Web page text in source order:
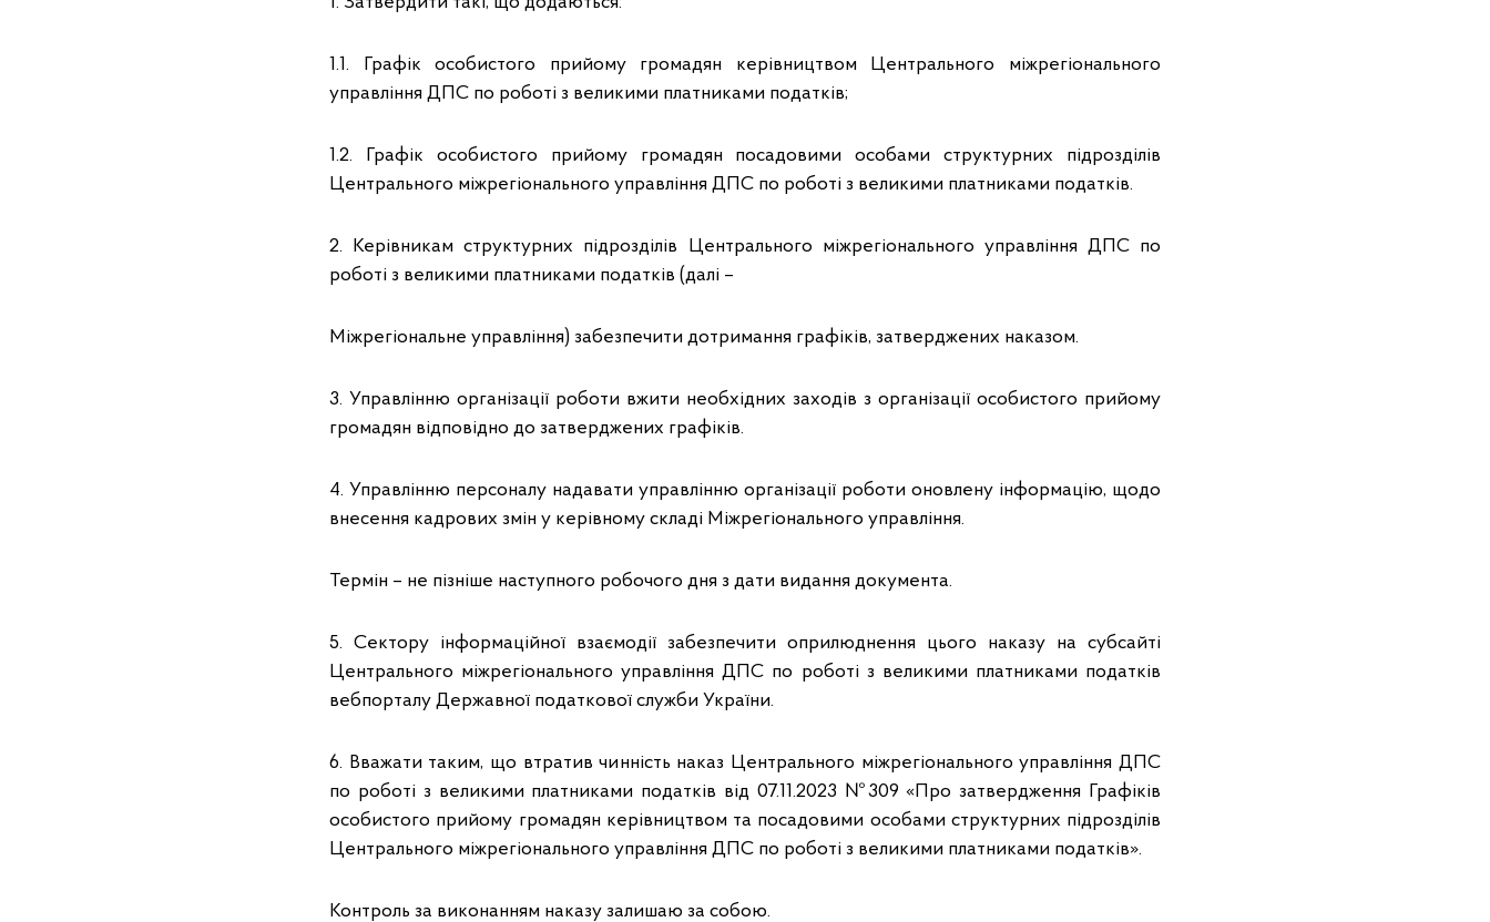
1.1. Графік особистого прийому громадян керівництвом Центрального міжрегіонального
управління ДПС по роботі з великими платниками податків;
1.2. Графік особистого прийому громадян посадовими особами структурних підрозділів
Центрального міжрегіонального управління ДПС по роботі з великими платниками податків.
2. Керівникам структурних підрозділів Центрального міжрегіонального управління ДПС по
роботі з великими платниками податків (далі –
Міжрегіональне управління) забезпечити дотримання графіків, затверджених наказом.
3. Управлінню організації роботи вжити необхідних заходів з організації особистого прийому
громадян відповідно до затверджених графіків.
4. Управлінню персоналу надавати управлінню організації роботи оновлену інформацію, щодо
внесення кадрових змін у керівному складі Міжрегіонального управління.
Термін – не пізніше наступного робочого дня з дати видання документа.
5. Сектору інформаційної взаємодії забезпечити оприлюднення цього наказу на субсайті
Центрального міжрегіонального управління ДПС по роботі з великими платниками податків
вебпорталу Державної податкової служби України.
6. Вважати таким, що втратив чинність наказ Центрального міжрегіонального управління ДПС
по роботі з великими платниками податків від 07.11.2023 №309 «Про затвердження Графіків
особистого прийому громадян керівництвом та посадовими особами структурних підрозділів
Центрального міжрегіонального управління ДПС по роботі з великими платниками податків».
Контроль за виконанням наказу залишаю за собою.